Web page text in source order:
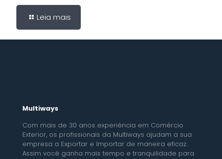
Leia mais
Multiways
Com mais de 30 anos experiência em Comércio
Exterior, os profissionais da Multiways ajudam a sua
empresa a Exportar e Importar de maneira eficaz.
Assim você ganha mais tempo e tranquilidade para